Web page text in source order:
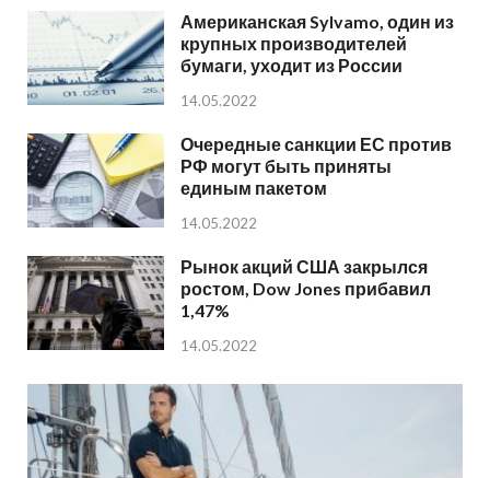
Американская Sylvamo, один из
крупных производителей
бумаги, уходит из России
14.05.2022
Очередные санкции ЕС против
РФ могут быть приняты
единым пакетом
14.05.2022
Рынок акций США закрылся
ростом, Dow Jones прибавил
1,47%
14.05.2022